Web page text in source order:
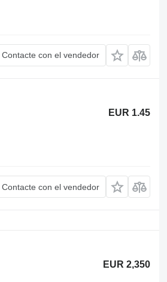
Contacte con el vendedor
EUR 1.45
Contacte con el vendedor
EUR 2,350